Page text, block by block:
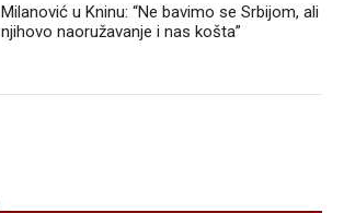
Milanović u Kninu: “Ne bavimo se Srbijom, ali
njihovo naoružavanje i nas košta”